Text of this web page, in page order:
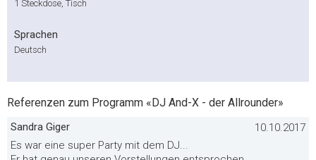
1 Steckdose, Tisch
Sprachen
Deutsch
Referenzen zum Programm «DJ And-X - der Allrounder»
Sandra Giger
10.10.2017
Es war eine super Party mit dem DJ...